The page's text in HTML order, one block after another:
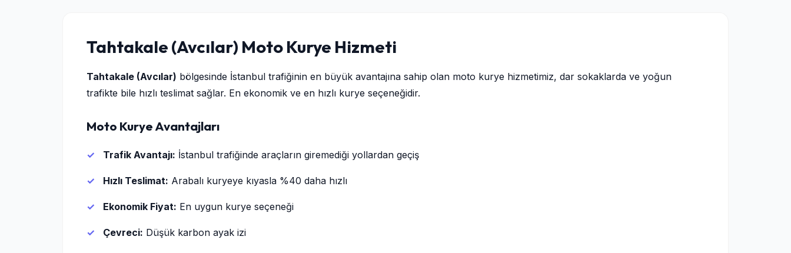
Tahtakale (Avcılar) Moto Kurye Hizmeti
Tahtakale (Avcılar) bölgesinde İstanbul trafiğinin en büyük avantajına sahip olan moto kurye hizmetimiz, dar sokaklarda ve yoğun
trafikte bile hızlı teslimat sağlar. En ekonomik ve en hızlı kurye seçeneğidir.
Moto Kurye Avantajları
Trafik Avantajı: İstanbul trafiğinde araçların giremediği yollardan geçiş
Hızlı Teslimat: Arabalı kuryeye kıyasla %40 daha hızlı
Ekonomik Fiyat: En uygun kurye seçeneği
Çevreci: Düşük karbon ayak izi